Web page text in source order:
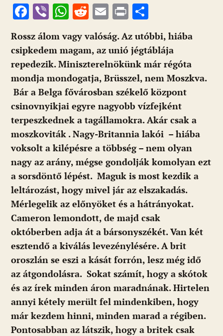
F
ac
e
b
o
o
k
Vi
er
W
at
s
A
p
p
R
e
d
di
t
E
m
ai
l
Pr
t
ss
za
m
e
g
Rossz álom vagy valóság. Az utóbbi, hiába
csipkedem magam, az unió jégtáblája
repedezik. Miniszterelnökünk már régóta
mondja mondogatja, Brüsszel, nem Moszkva.
Bár a Belga fővárosban székelő központ
csinovnyikjai egyre nagyobb vízfejként
terpeszkednek a tagállamokra. Akár csak a
moszkoviták . Nagy-Britannia lakói – hiába
voksolt a kilépésre a többség – nem olyan
nagy az arány, mégse gondolják komolyan ezt
a sorsdöntő lépést. Maguk is most kezdik a
leltározást, hogy mivel jár az elszakadás.
Mérlegelik az előnyöket és a hátrányokat.
Cameron lemondott, de majd csak
októberben adja át a bársonyszékét. Van két
esztendő a kiválás levezénylésére. A brit
oroszlán se eszi a kását forrón, lesz még idő
az átgondolásra. Sokat számít, hogy a skótok
és az írek minden áron maradnának. Hirtelen
annyi kétely merült fel mindenkiben, hogy
már kezdem hinni, minden marad a régiben.
Pontosabban az látszik, hogy a britek csak